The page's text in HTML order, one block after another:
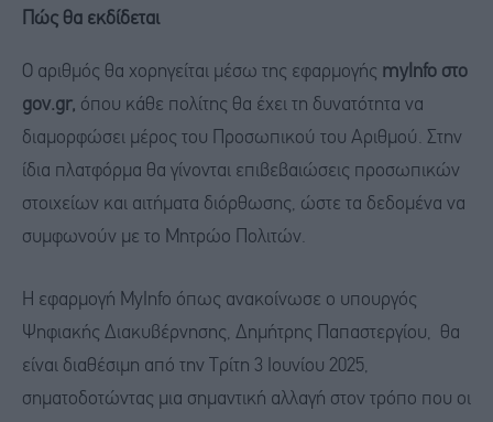
Πώς θα εκδίδεται
Ο αριθμός θα χορηγείται μέσω της εφαρμογής myInfo στο
gov.gr, όπου κάθε πολίτης θα έχει τη δυνατότητα να
διαμορφώσει μέρος του Προσωπικού του Αριθμού. Στην
ίδια πλατφόρμα θα γίνονται επιβεβαιώσεις προσωπικών
στοιχείων και αιτήματα διόρθωσης, ώστε τα δεδομένα να
συμφωνούν με το Μητρώο Πολιτών.
Η εφαρμογή MyInfo όπως ανακοίνωσε ο υπουργός
Ψηφιακής Διακυβέρνησης, Δημήτρης Παπαστεργίου, θα
είναι διαθέσιμη από την Τρίτη 3 Ιουνίου 2025,
σηματοδοτώντας μια σημαντική αλλαγή στον τρόπο που οι